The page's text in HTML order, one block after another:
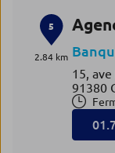
5
2.84 km
15,
91380